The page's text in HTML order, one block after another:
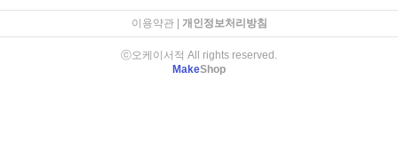
이용약관| 개인정보처리방침
ⓒ오케이서적 All rights reserved.
MakeShop